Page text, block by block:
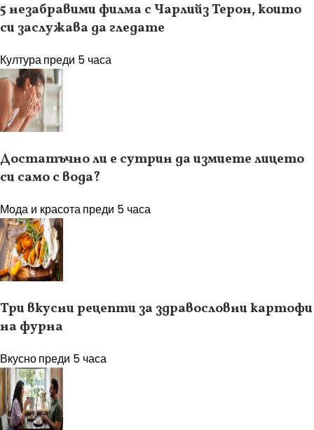
5 незабравими филма с Чарлийз Терон, които
си заслужава да гледате
Културапреди 5 часа
Достатъчно ли е сутрин да измиете лицето
си само с вода?
Мода и красотапреди 5 часа
Три вкусни рецепти за здравословни картофи
на фурна
Вкуснопреди 5 часа